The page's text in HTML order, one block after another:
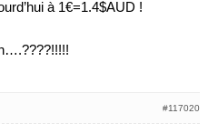
à 1€=1.4$AUD !
#117020